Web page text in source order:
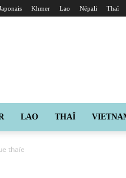
Khmer Lao Népali Thaï
LAO THAÏ
thaïe